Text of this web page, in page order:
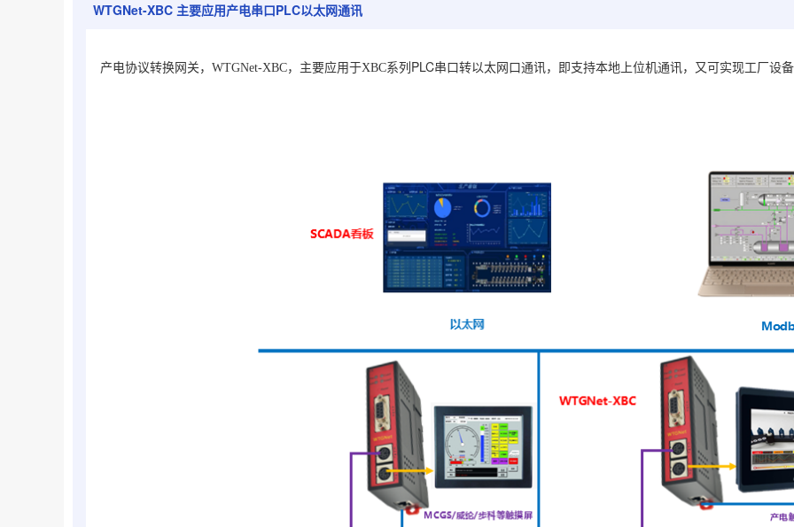
WTGNet-XBC 主要应用产电串口PLC以太网通讯
产电协议转换网关，WTGNet-XBC，主要应用于XBC系列 PLC串口转以太网口通讯，即支持本地上位机通讯，又可实现工厂设